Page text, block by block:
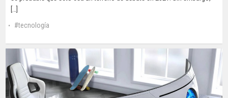
[…]
tecnología